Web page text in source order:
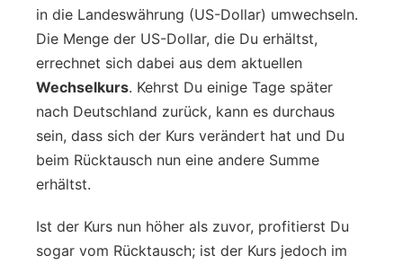
in die Landeswährung (US-Dollar) umwechseln.
Die Menge der US-Dollar, die Du erhältst,
errechnet sich dabei aus dem aktuellen
Wechselkurs. Kehrst Du einige Tage später
nach Deutschland zurück, kann es durchaus
sein, dass sich der Kurs verändert hat und Du
beim Rücktausch nun eine andere Summe
erhältst.
Ist der Kurs nun höher als zuvor, profitierst Du
sogar vom Rücktausch; ist der Kurs jedoch im